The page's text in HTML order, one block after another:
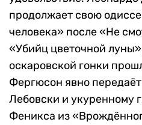
продолжает свою
человека» после «Не
«Убийц цветочной
оскаровской гонки
Фергюсон явно
Лебовски и укуренному
Феникса из